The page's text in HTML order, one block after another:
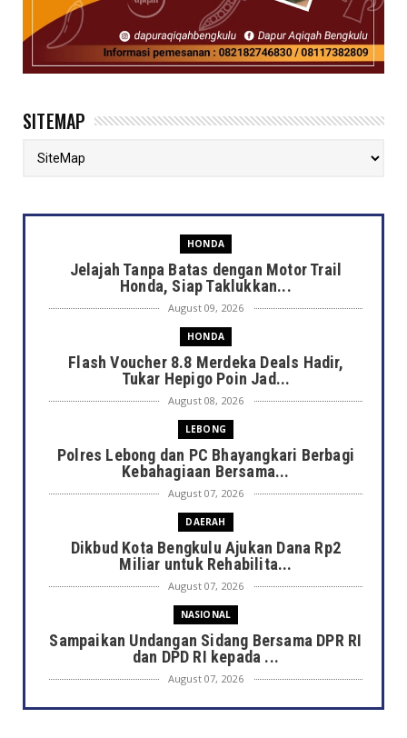
SITEMAP
HONDA
Jelajah Tanpa Batas dengan Motor Trail
Honda, Siap Taklukkan...
August 09, 2026
HONDA
Flash Voucher 8.8 Merdeka Deals Hadir,
Tukar Hepigo Poin Jad...
August 08, 2026
LEBONG
Polres Lebong dan PC Bhayangkari Berbagi
Kebahagiaan Bersama...
August 07, 2026
DAERAH
Dikbud Kota Bengkulu Ajukan Dana Rp2
Miliar untuk Rehabilita...
August 07, 2026
NASIONAL
Sampaikan Undangan Sidang Bersama DPR RI
dan DPD RI kepada ...
August 07, 2026
DAERAH